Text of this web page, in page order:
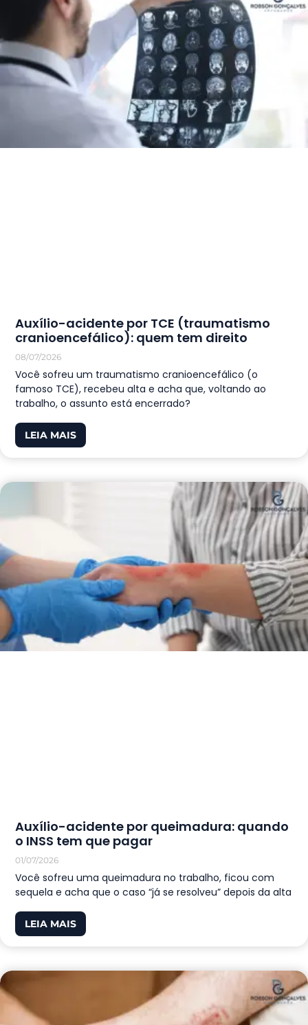
Auxílio-acidente por TCE (traumatismo
cranioencefálico): quem tem direito
08/07/2026
Você sofreu um traumatismo cranioencefálico (o
famoso TCE), recebeu alta e acha que, voltando ao
trabalho, o assunto está encerrado?
LEIA MAIS
Auxílio-acidente por queimadura: quando
o INSS tem que pagar
01/07/2026
Você sofreu uma queimadura no trabalho, ficou com
sequela e acha que o caso “já se resolveu” depois da alta
LEIA MAIS